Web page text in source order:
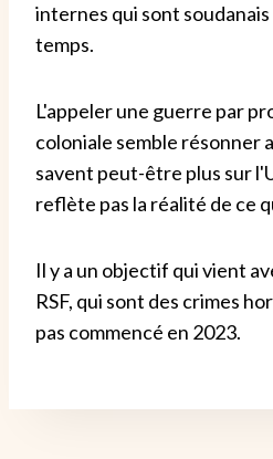
internes qui sont
temps.
L'appeler une guerre par
coloniale semble résonner
savent peut-être plus sur
reflète pas la réalité de ce
Il y a un objectif qui vient
RSF, qui sont des crimes
pas commencé en 2023.